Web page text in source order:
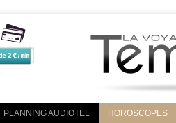
PLANNING AUDIOTEL HOROSCOPES